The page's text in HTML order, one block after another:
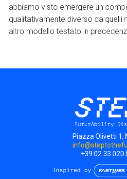
abbiamo visto emergere un
qualitativamente diverso da quelli
altro modello testato in
Piazza Olivetti 1,
+39 02 33 020